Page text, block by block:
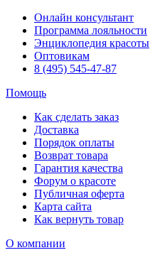
Онлайн консультант
Программа лояльности
Энциклопедия красоты
Оптовикам
8 (495) 545-47-87
Помощь
Как сделать заказ
Доставка
Порядок оплаты
Возврат товара
Гарантия качества
Форум о красоте
Публичная оферта
Карта сайта
Как вернуть товар
О компании